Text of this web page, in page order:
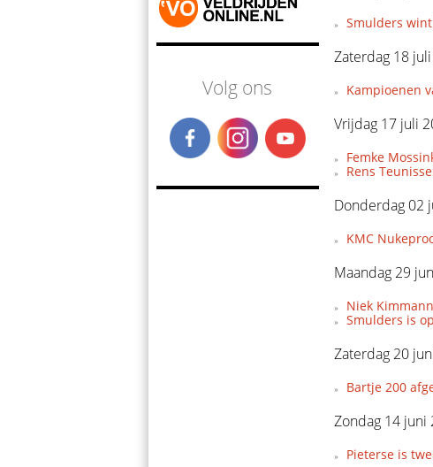
Volg ons
Smulders
Zaterdag 18
Kampioenen
Vrijdag 17 juli
Femke
Rens
Donderdag 02
KMC
Maandag 29
Niek
Smulders is
Zaterdag 20
Bartje 200
Zondag 14 juni
Pieterse is